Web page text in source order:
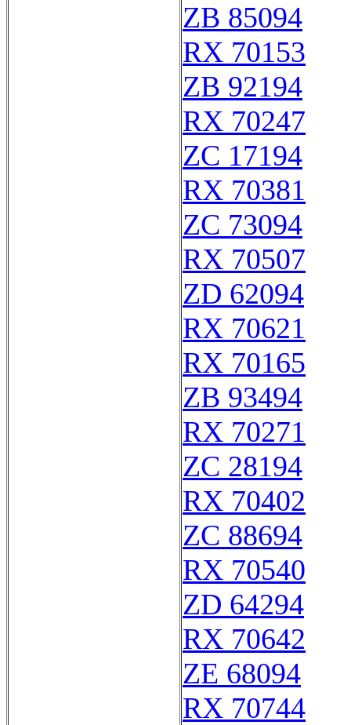
ZB 85094
RX 70153
ZB 92194
RX 70247
ZC 17194
RX 70381
ZC 73094
RX 70507
ZD 62094
RX 70621
RX 70165
ZB 93494
RX 70271
ZC 28194
RX 70402
ZC 88694
RX 70540
ZD 64294
RX 70642
ZE 68094
RX 70744